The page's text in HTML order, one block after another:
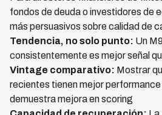
fondos de deuda o investidores de
más persuasivos sobre calidad de
Tendencia, no solo punto: Un
consistentemente es mejor señal
Vintage comparativo: Mostrar
recientes tienen mejor
demuestra mejora en scoring